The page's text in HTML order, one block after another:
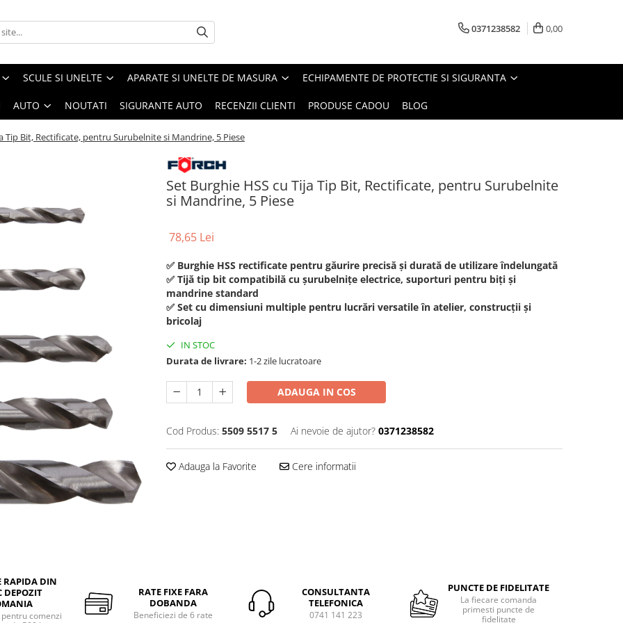
0371238582 0,00
SCULE SI UNELTE APARATE SI UNELTE DE MASURA ECHIPAMENTE DE PROTECTIE SI SIGURANTA
AUTO NOUTATI SIGURANTE AUTO RECENZII CLIENTI PRODUSE CADOU BLOG
Tip Bit, Rectificate, pentru Surubelnite si Mandrine, 5 Piese
Set Burghie HSS cu Tija Tip Bit, Rectificate, pentru Surubelnite
si Mandrine, 5 Piese
78,65 Lei
✅ Burghie HSS rectificate pentru găurire precisă și durată de utilizare îndelungată
✅ Tijă tip bit compatibilă cu șurubelnițe electrice, suporturi pentru biți și
mandrine standard
✅ Set cu dimensiuni multiple pentru lucrări versatile în atelier, construcții și
bricolaj
IN STOC
Durata de livrare: 1-2 zile lucratoare
ADAUGA IN COS
Cod Produs: 5509 5517 5 Ai nevoie de ajutor? 0371238582
Adauga la Favorite Cere informatii
RAPIDA DIN
DEPOZIT
comenzi
RATE FIXE FARA
DOBANDA
Beneficiezi de 6 rate
CONSULTANTA
TELEFONICA
0741 141 223
PUNCTE DE FIDELITATE
La fiecare comanda
primesti puncte de
fidelitate